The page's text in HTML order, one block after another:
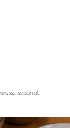
saisonal,